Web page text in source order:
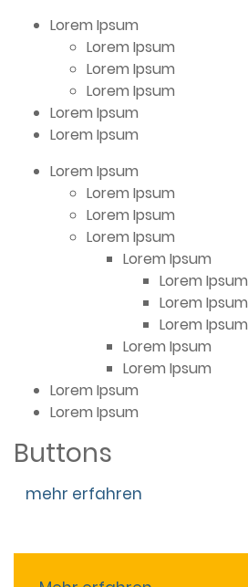
Lorem Ipsum
Lorem Ipsum
Lorem Ipsum
Lorem Ipsum
Lorem Ipsum
Lorem Ipsum
Lorem Ipsum
Lorem Ipsum
Lorem Ipsum
Lorem Ipsum
Lorem Ipsum
Lorem Ipsum
Lorem Ipsum
Lorem Ipsum
Lorem Ipsum
Lorem Ipsum
Lorem Ipsum
Lorem Ipsum
Buttons
mehr erfahren